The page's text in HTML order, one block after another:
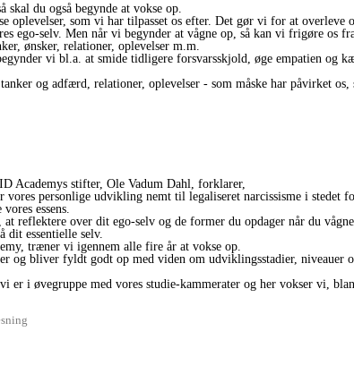
du også begynde at vokse op.
som vi har tilpasset os efter. Det gør vi for at overleve
selv. Men når vi begynder at vågne op, så kan vi frigøre os
ønsker, relationer, oplevelser m.m.
vi bl.a. at smide tidligere forsvarsskjold, øge empatien og
og adfærd, relationer, oplevelser - som måske har påvirket os,
Academys stifter, Ole Vadum Dahl, forklarer,
vores personlige udvikling nemt til legaliseret narcissisme i
essens.
reflektere over dit ego-selv og de former du opdager når du
essentielle selv.
træner vi igennem alle fire år at vokse op.
og bliver fyldt godt op med viden om udviklingsstadier, niveauer
er i øvegruppe med vores studie-kammerater og her vokser vi,